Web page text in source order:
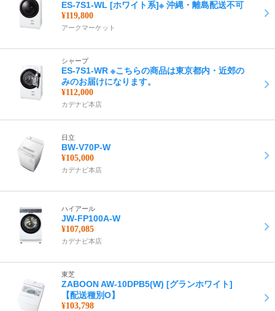
ES-7S1-WL [ホワイト系]※ 沖縄・離島配送不可
¥119,800
アークマーケット
シャープ
ES-7S1-WR ※こちらの商品は東京都内・近郊の
みのお届けになります。
¥112,000
カデナビ本店
日立
BW-V70P-W
¥105,000
カデナビ本店
ハイアール
JW-FP100A-W
¥107,085
カデナビ本店
東芝
ZABOON AW-10DPB5(W) [グランホワイト]
【配送種別O】
¥103,798